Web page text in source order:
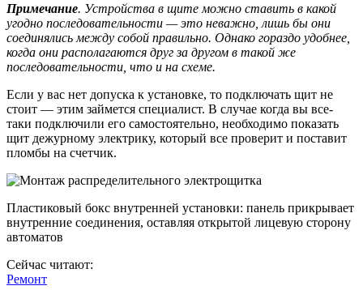
Примечание. Устройства в щите можно ставить в какой
угодно последовательности — это неважно, лишь бы они
соединялись между собой правильно. Однако гораздо удобнее,
когда они располагаются друг за другом в такой же
последовательности, что и на схеме.
Если у вас нет допуска к установке, то подключать щит не
стоит — этим займется специалист. В случае когда вы все-
таки подключили его самостоятельно, необходимо показать
щит дежурному электрику, который все проверит и поставит
пломбы на счетчик.
Пластиковый бокс внутренней установки: панель прикрывает
внутренние соединения, оставляя открытой лицевую сторону
автоматов
Сейчас читают:
Ремонт